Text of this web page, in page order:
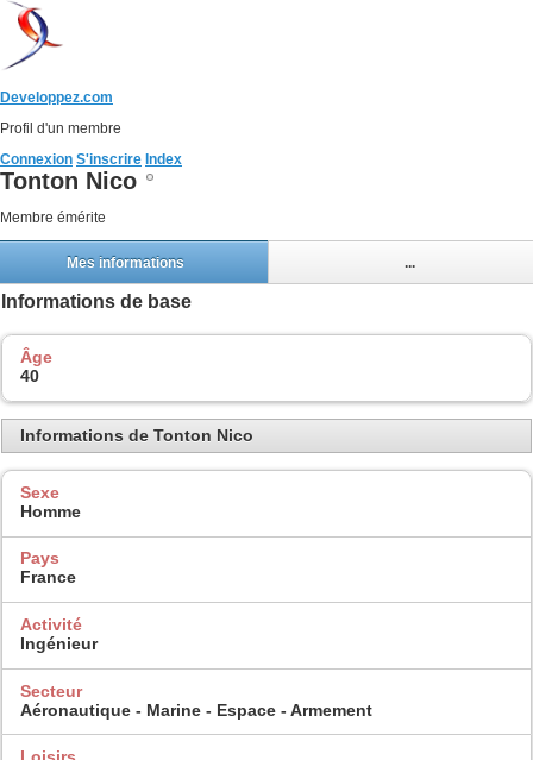
Developpez.com
Profil d'un membre
Connexion S'inscrire Index
Tonton Nico
Membre émérite
Mes informations ...
Informations de base
Âge
40
Informations de Tonton Nico
Sexe
Homme
Pays
France
Activité
Ingénieur
Secteur
Aéronautique - Marine - Espace - Armement